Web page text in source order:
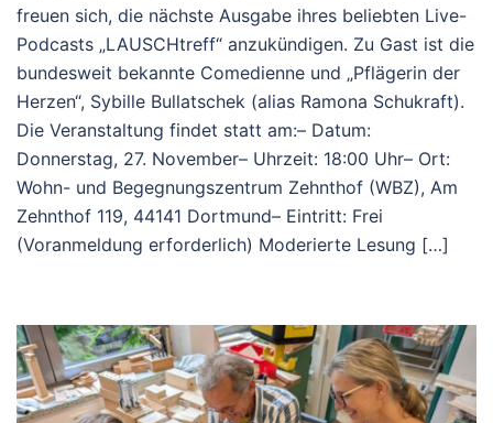
freuen sich, die nächste Ausgabe ihres beliebten Live-
Podcasts „LAUSCHtreff“ anzukündigen. Zu Gast ist die
bundesweit bekannte Comedienne und „Pflägerin der
Herzen“, Sybille Bullatschek (alias Ramona Schukraft).
Die Veranstaltung findet statt am:– Datum:
Donnerstag, 27. November– Uhrzeit: 18:00 Uhr– Ort:
Wohn- und Begegnungszentrum Zehnthof (WBZ), Am
Zehnthof 119, 44141 Dortmund– Eintritt: Frei
(Voranmeldung erforderlich) Moderierte Lesung […]